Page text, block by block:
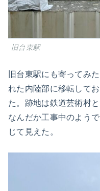
旧台東駅
旧台東駅にも寄ってみ
れた内陸部に移転して
た。跡地は鉄道芸術村
なんだか工事中のよう
じて見えた。